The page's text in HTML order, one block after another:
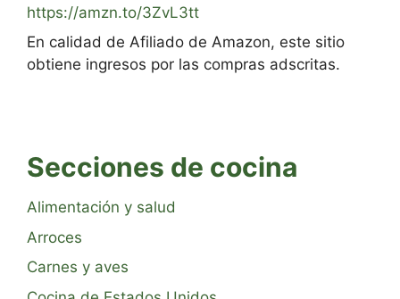
https://amzn.to/3ZvL3tt
En calidad de Afiliado de Amazon, este sitio
obtiene ingresos por las compras adscritas.
Secciones de cocina
Alimentación y salud
Arroces
Carnes y aves